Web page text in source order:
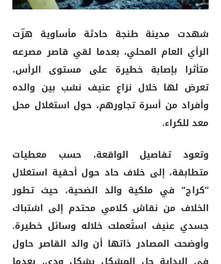
شهدت مدينة طنجة حادثة مأساوية هزّت
الرأي العام المحلي، بعدما لقي قاصر مصرعه
متأثرا بإصابة خطيرة على مستوى الرأس،
تعرض لها خلال نزاع عنيف نشب بين والده
وأفراد من أسرة تجاورهم، حول استغلال محل
معد للكراء.
وتعود تفاصيل الواقعة، حسب معطيات
متطابقة، إلى خلاف حاد حول أحقية استغلال
“كراج” في ملكية والد الضحية، حيث تطور
الخلاف من نقاش كلامي محتدم إلى اشتباك
جسدي عنيف استُعملت خلاله وسائل خطيرة.
وأوضحت المصادر ذاتها أن والد القاصر حاول